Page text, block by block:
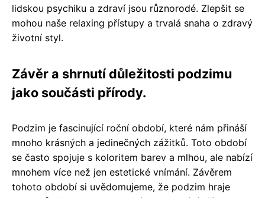
lidskou psychiku a zdraví jsou různorodé. Zlepšit se
mohou naše relaxing přístupy a trvalá snaha o zdravý
životní styl.
Závěr a shrnutí důležitosti podzimu
jako součásti přírody.
Podzim je fascinující roční období, které nám přináší
mnoho krásných a jedinečných zážitků. Toto období
se často spojuje s koloritem barev a mlhou, ale nabízí
mnohem více než jen estetické vnímání. Závěrem
tohoto období si uvědomujeme, že podzim hraje